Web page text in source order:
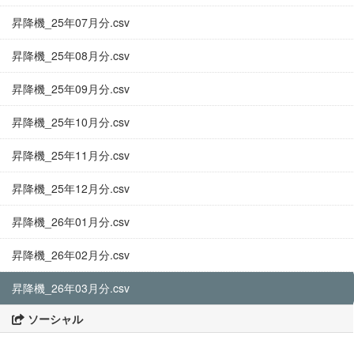
昇降機_25年07月分.csv
昇降機_25年08月分.csv
昇降機_25年09月分.csv
昇降機_25年10月分.csv
昇降機_25年11月分.csv
昇降機_25年12月分.csv
昇降機_26年01月分.csv
昇降機_26年02月分.csv
昇降機_26年03月分.csv
ソーシャル